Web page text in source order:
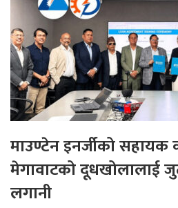
माउण्टेन इनर्जीको
मेगावाटको दूधखोलालाई
लगानी